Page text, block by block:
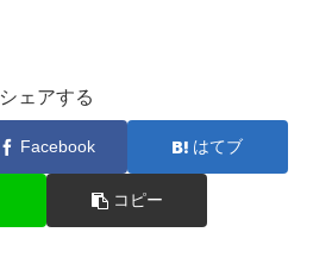
シェアする
Facebook はてブ
コピー